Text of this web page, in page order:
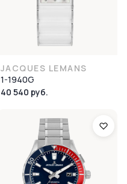
JACQUES LEMANS
1-1940G
40 540 руб.